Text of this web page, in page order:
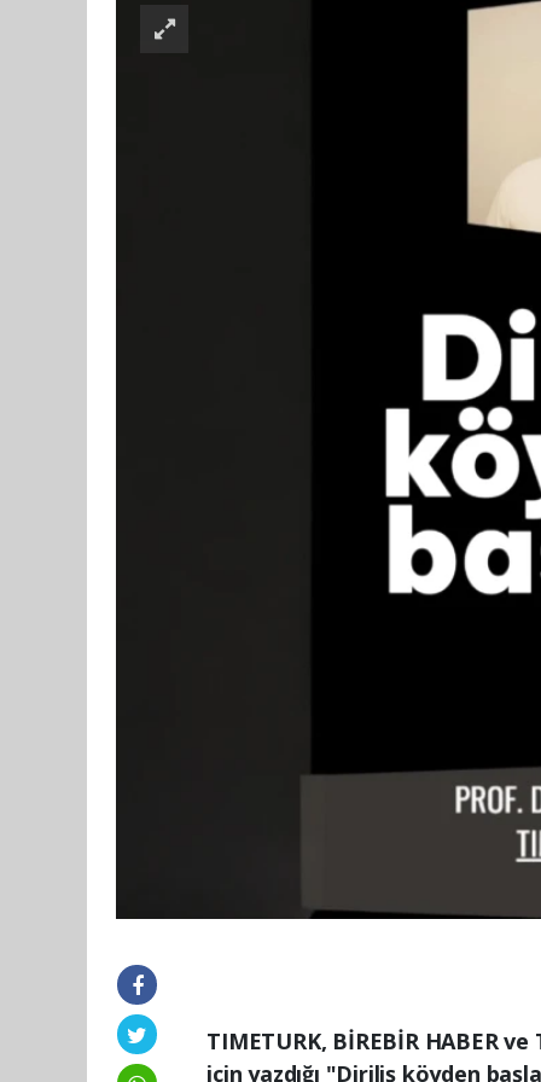
TIMETURK, BİREBİR HABER
için yazdığı "Diriliş köyden